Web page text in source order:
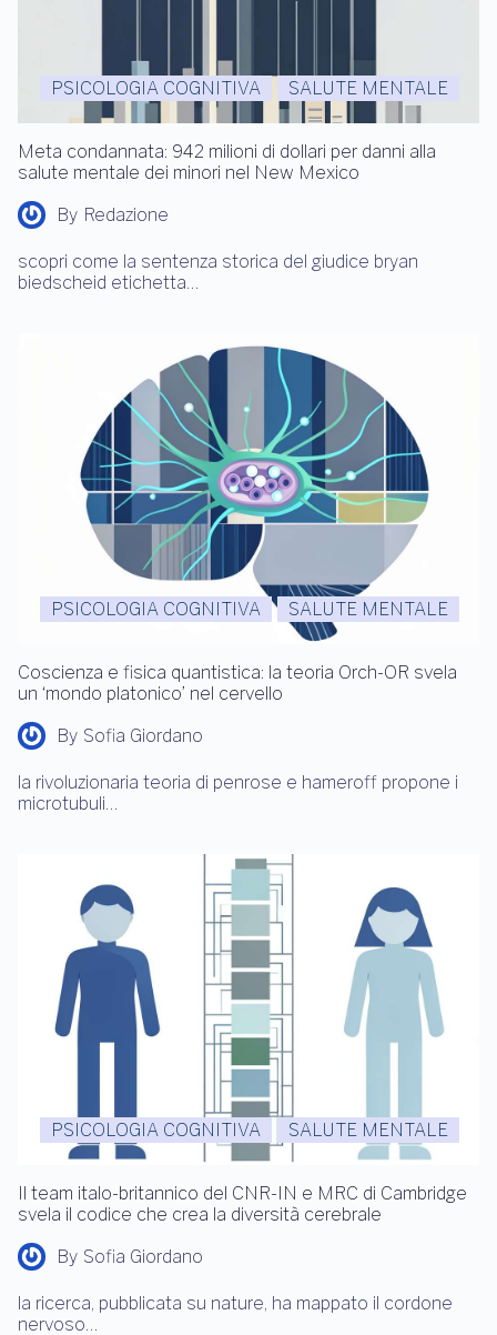
PSICOLOGIA COGNITIVA SALUTE MENTALE
Meta condannata: 942 milioni di dollari per danni alla
salute mentale dei minori nel New Mexico
By Redazione
scopri come la sentenza storica del giudice bryan
biedscheid etichetta…
PSICOLOGIA COGNITIVA SALUTE MENTALE
Coscienza e fisica quantistica: la teoria Orch-OR svela
un ‘mondo platonico’ nel cervello
By Sofia Giordano
la rivoluzionaria teoria di penrose e hameroff propone i
microtubuli…
PSICOLOGIA COGNITIVA SALUTE MENTALE
Il team italo-britannico del CNR-IN e MRC di Cambridge
svela il codice che crea la diversità cerebrale
By Sofia Giordano
la ricerca, pubblicata su nature, ha mappato il cordone
nervoso…